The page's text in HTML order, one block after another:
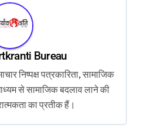
Bureau
निष्पक्ष पत्रकारिता, सामाजिक
से सामाजिक बदलाव लाने की
का प्रतीक हैं।